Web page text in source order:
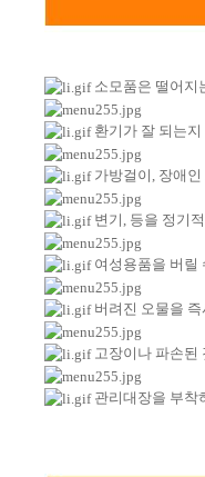
소모품은 떨어지
환기가 잘 되는지
가방걸이, 장애인
변기, 등을 정기
여성용품을 버릴
버려진 오물을 즉
고장이나 파손된
관리대장을 부착